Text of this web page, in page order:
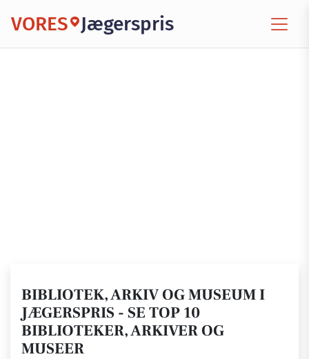
VORES Jægerspris
BIBLIOTEK, ARKIV OG MUSEUM I
JÆGERSPRIS - SE TOP 10
BIBLIOTEKER, ARKIVER OG
MUSEER